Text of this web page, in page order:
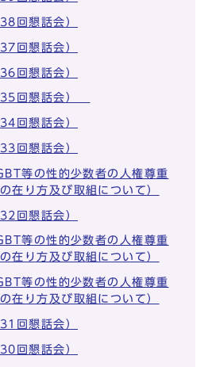
回懇話会）
回懇話会）
回懇話会）
35回懇話会）
回懇話会）
回懇話会）
等の性的少数者の人権尊重
在り方及び取組について）
回懇話会）
等の性的少数者の人権尊重
在り方及び取組について）
等の性的少数者の人権尊重
在り方及び取組について）
回懇話会）
回懇話会）